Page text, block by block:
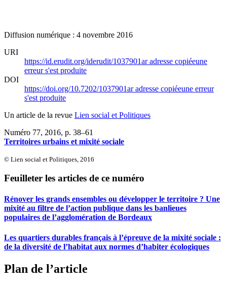
Diffusion numérique : 4 novembre 2016
URI
https://id.erudit.org/iderudit/1037901aradresse copiéeune
erreur s'est produite
DOI
https://doi.org/10.7202/1037901aradresse copiéeune erreur
s'est produite
Un article de la revue Lien social et Politiques
Numéro 77, 2016, p. 38–61
Territoires urbains et mixité sociale
© Lien social et Politiques, 2016
Feuilleter les articles de ce numéro
Rénover les grands ensembles ou développer le territoire ? Une
mixité au filtre de l’action publique dans les banlieues
populaires de l’agglomération de Bordeaux
Les quartiers durables français à l’épreuve de la mixité sociale :
de la diversité de l’habitat aux normes d’habiter écologiques
Plan de l’article